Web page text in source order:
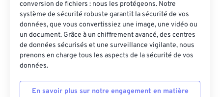
conversion de fichiers : nous les protégeons. Notre
système de sécurité robuste garantit la sécurité de vos
données, que vous convertissiez une image, une vidéo ou
un document. Grâce à un chiffrement avancé, des centres
de données sécurisés et une surveillance vigilante, nous
prenons en charge tous les aspects de la sécurité de vos
données.
En savoir plus sur notre engagement en matière